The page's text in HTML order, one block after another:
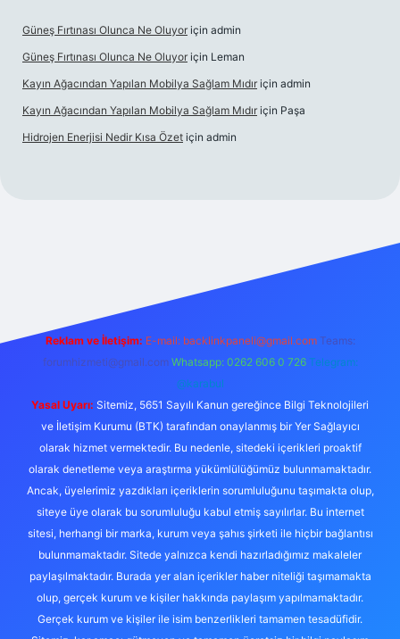
Güneş Fırtınası Olunca Ne Oluyor için admin
Güneş Fırtınası Olunca Ne Oluyor için Leman
Kayın Ağacından Yapılan Mobilya Sağlam Mıdır için admin
Kayın Ağacından Yapılan Mobilya Sağlam Mıdır için Paşa
Hidrojen Enerjisi Nedir Kısa Özet için admin
https://
Reklam ve İletişim: E-mail: backlinkpaneli@gmail.com Teams:
forumhizmeti@gmail.com Whatsapp: 0262 606 0 726 Telegram:
@karabul
Yasal Uyarı: Sitemiz, 5651 Sayılı Kanun gereğince Bilgi Teknolojileri
ve İletişim Kurumu (BTK) tarafından onaylanmış bir Yer Sağlayıcı
olarak hizmet vermektedir. Bu nedenle, sitedeki içerikleri proaktif
olarak denetleme veya araştırma yükümlülüğümüz bulunmamaktadır.
Ancak, üyelerimiz yazdıkları içeriklerin sorumluluğunu taşımakta olup,
siteye üye olarak bu sorumluluğu kabul etmiş sayılırlar. Bu internet
sitesi, herhangi bir marka, kurum veya şahıs şirketi ile hiçbir bağlantısı
bulunmamaktadır. Sitede yalnızca kendi hazırladığımız makaleler
paylaşılmaktadır. Burada yer alan içerikler haber niteliği taşımamakta
olup, gerçek kurum ve kişiler hakkında paylaşım yapılmamaktadır.
Gerçek kurum ve kişiler ile isim benzerlikleri tamamen tesadüfidir.